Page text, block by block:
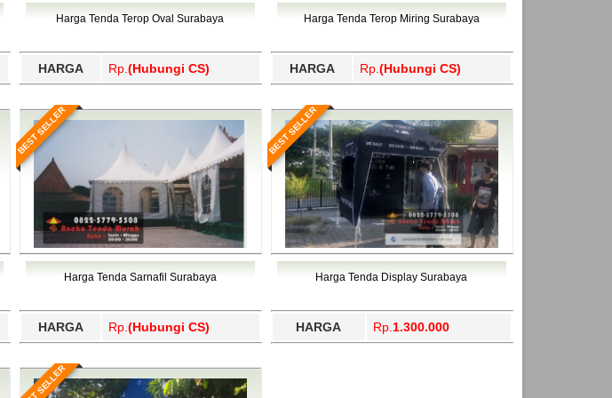
Kanan, Wonogiri, Wonosobo, Yahukimo, Yalimo, Yogyakarta.
Harga Tenda Terop Oval Surabaya
HARGA Rp. (Hubungi CS)
Harga Tenda Terop Miring Surabaya
HARGA Rp. (Hubungi CS)
BEST SELLER
Harga Tenda Sarnafil Surabaya
HARGA Rp. (Hubungi CS)
BEST SELLER
Harga Tenda Display Surabaya
HARGA Rp. 1.300.000